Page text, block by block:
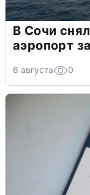
В Сочи
аэропорт
6 августа 0